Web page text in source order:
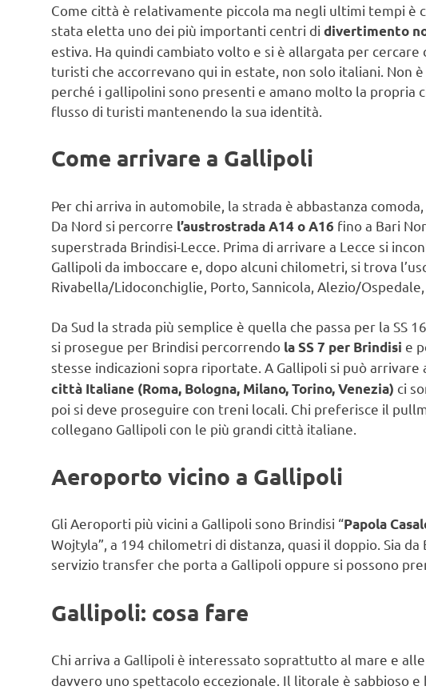
Come città è relativamente piccola ma negli ultimi tempi è
stata eletta uno dei più importanti centri di divertimento
estiva. Ha quindi cambiato volto e si è allargata per
turisti che accorrevano qui in estate, non solo italiani. Non
perché i gallipolini sono presenti e amano molto la propria
flusso di turisti mantenendo la sua identità.
Come arrivare a Gallipoli
Per chi arriva in automobile, la strada è abbastanza comoda,
Da Nord si percorre l’austrostrada A14 o A16 fino a Bari
superstrada Brindisi-Lecce. Prima di arrivare a Lecce si
Gallipoli da imboccare e, dopo alcuni chilometri, si trova
Rivabella/Lidoconchiglie, Porto, Sannicola, Alezio/Ospedale,
Da Sud la strada più semplice è quella che passa per la SS
si prosegue per Brindisi percorrendo la SS 7 per Brindisi e
stesse indicazioni sopra riportate. A Gallipoli si può arrivare
città Italiane (Roma, Bologna, Milano, Torino, Venezia) ci
poi si deve proseguire con treni locali. Chi preferisce il
collegano Gallipoli con le più grandi città italiane.
Aeroporto vicino a Gallipoli
Gli Aeroporti più vicini a Gallipoli sono Brindisi “Papola
Wojtyla”, a 194 chilometri di distanza, quasi il doppio. Sia
servizio transfer che porta a Gallipoli oppure si possono
Gallipoli: cosa fare
Chi arriva a Gallipoli è interessato soprattutto al mare e alle
davvero uno spettacolo eccezionale. Il litorale è sabbioso e